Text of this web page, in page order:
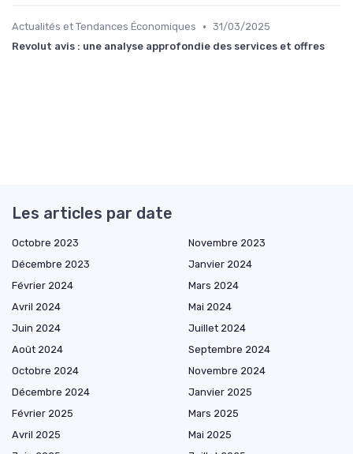
Actualités et Tendances Économiques • 31/03/2025
Revolut avis : une analyse approfondie des services et offres
Les articles par date
Octobre 2023
Novembre 2023
Décembre 2023
Janvier 2024
Février 2024
Mars 2024
Avril 2024
Mai 2024
Juin 2024
Juillet 2024
Août 2024
Septembre 2024
Octobre 2024
Novembre 2024
Décembre 2024
Janvier 2025
Février 2025
Mars 2025
Avril 2025
Mai 2025